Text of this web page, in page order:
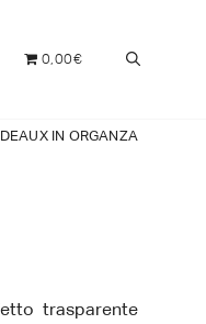
0,00€
IN ORGANZA
trasparente